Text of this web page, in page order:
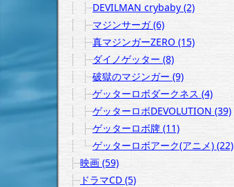
DEVILMAN crybaby (2)
マジンサーガ (6)
真マジンガーZERO (15)
ダイノゲッター (8)
破獄のマジンガー (9)
ゲッターロボダークネス (4)
ゲッターロボDEVOLUTION (39)
ゲッターロボ牌 (11)
ゲッターロボアーク(アニメ) (22)
映画 (59)
ドラマCD (5)